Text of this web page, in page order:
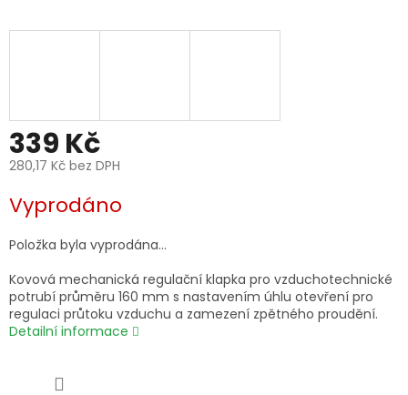
339 Kč
280,17 Kč bez DPH
cena:
Vyprodáno
Položka byla vyprodána…
Kovová mechanická regulační klapka pro vzduchotechnické
potrubí průměru 160 mm s nastavením úhlu otevření pro
regulaci průtoku vzduchu a zamezení zpětného proudění.
Detailní informace